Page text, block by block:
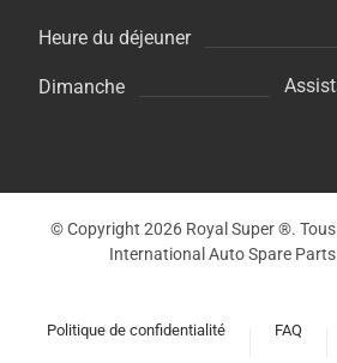
Heure du déjeuner
Dimanche
© Copyright 2026 Royal Super ®.
International Auto Spare
Politique de confidentialité FAQ